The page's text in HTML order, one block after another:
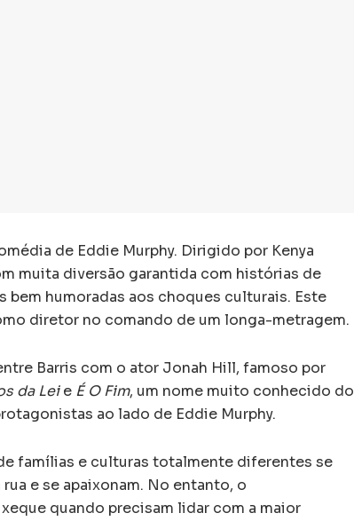
de Eddie Murphy. Dirigido por Kenya
muita diversão garantida com histórias de
bem humoradas aos choques culturais. Este
diretor no comando de um longa-metragem.
Barris com o ator Jonah Hill, famoso por
da Leie É O Fim, um nome muito conhecido do
ao lado de Eddie Murphy.
famílias e culturas totalmente diferentes se
e se apaixonam. No entanto, o
quando precisam lidar com a maior